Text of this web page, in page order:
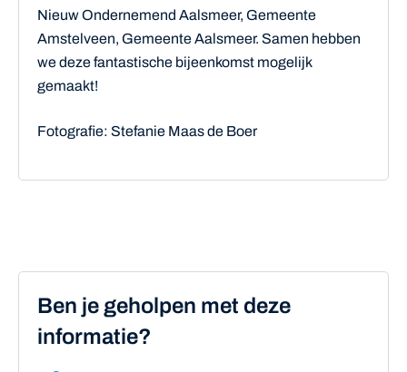
Nieuw Ondernemend Aalsmeer, Gemeente
Amstelveen, Gemeente Aalsmeer. Samen hebben
we deze fantastische bijeenkomst mogelijk
gemaakt!
Fotografie: Stefanie Maas de Boer
Ben je geholpen met deze
informatie?